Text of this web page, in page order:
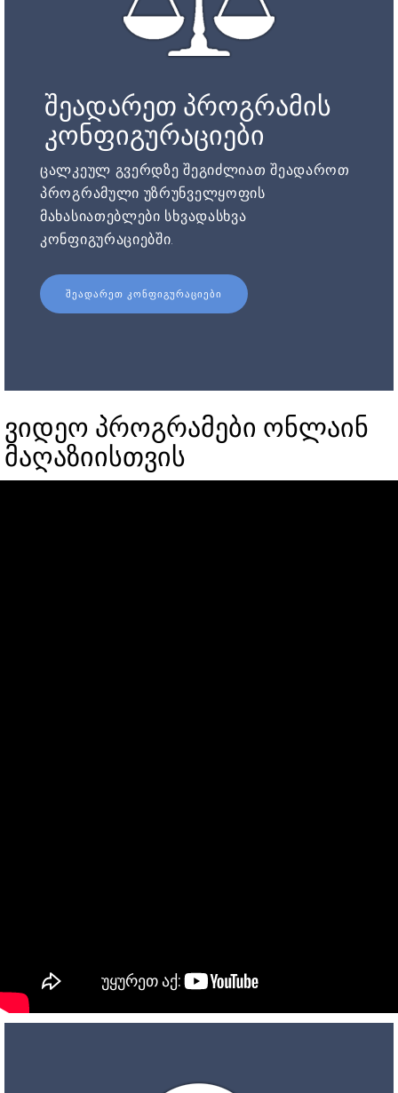
შეადარეთ პროგრამის
კონფიგურაციები
ცალკეულ გვერდზე შეგიძლიათ შეადაროთ
პროგრამული უზრუნველყოფის
მახასიათებლები სხვადასხვა
კონფიგურაციებში.
ᲨᲔᲐᲓᲐᲠᲔᲗ ᲙᲝᲜᲤᲘᲒᲣᲠᲐᲪᲘᲔᲑᲘ
ვიდეო პროგრამები ონლაინ
მაღაზიისთვის